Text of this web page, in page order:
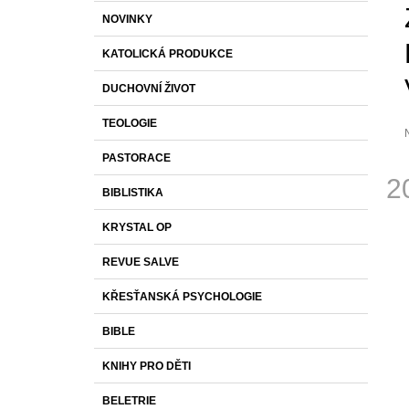
kategorie
K
A
T
E
G
O
R
E
NOVINKY
KATOLICKÁ PRODUKCE
DUCHOVNÍ ŽIVOT
TEOLOGIE
PASTORACE
BIBLISTIKA
KRYSTAL OP
REVUE SALVE
KŘESŤANSKÁ PSYCHOLOGIE
BIBLE
KNIHY PRO DĚTI
BELETRIE